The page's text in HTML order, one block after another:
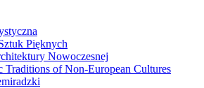
Pięknych
Nowoczesnej
Traditions of Non-European Cultures